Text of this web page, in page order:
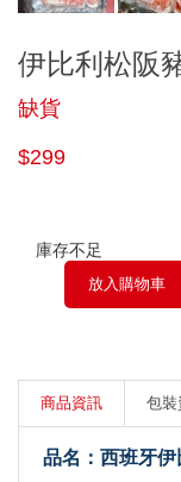
伊比利松阪
缺貨
$299
庫存不足
放入購物車
商品資訊 包裝
品名：西班牙